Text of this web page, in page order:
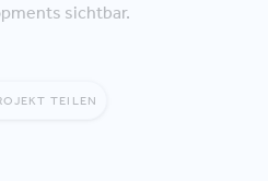
sichtbar.
TEILEN